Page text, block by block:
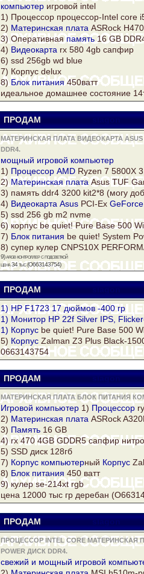
компьютер игровой intel
1) Процессор процессор-Intel core
2) Материнская плата ASRock
3) Оперативнаяпамять16 GB
4) Видеокарта rx 580 4gb сапфир
6) ssd 256gb wd blue
7) Корпус delux
8)Блок питания450ватт
идеальное домашнее состояние
ПРОДАМ slagon
МАТЕРИНСКАЯ ПЛАТА ВИДЕОКАРТА
DDR4.
мощный игровой компьютер
1) Процессор AMD Ryzen 7 5800X
2)Материнская платаAsus TUF
3) память ddr4 3200 kit2*8 (могу
4) Видеокарта Asus PCI-Ex GeForce
5) ssd 256 gb m2 nvme
6)корпус be quiet! Pure Base 500
7) Блок питания be quiet! System
8) супер кулер CNPS10X
9) argb контроллер с подсветкой
цена 34 тыс (О663143754)
ПРОДАМ slagon
1) HP F1723 17 дюймов -400 гр
1) Монитор HP 22f Silver IPS,
1) Корпус be quiet! Pure Base 500
5) Корпус Zalman Z3 Plus Black-
0663143754
ПРОДАМ slagon
МАТЕРИНСКАЯ ПЛАТА БЛОК ПИТАНИЯ
Игровой компьютер 1) Процессор
2) Материнская плата ASRock
3) Память 16 GB
4) rx 470 4GB GDDR5 сапфир нитро
5) SSD диск 128гб
7) Корпус компьютерный Корпус
8) Блок питания 450 ватт
9)кулерse-214xt rgb
цена 12000 тыс гр деребан
ПРОДАМ slagon
ПРОЦЕССОР INTEL CORE МАТЕРИНСКАЯ
POWER ДИСК DDR4.
свежий и мощный игровой